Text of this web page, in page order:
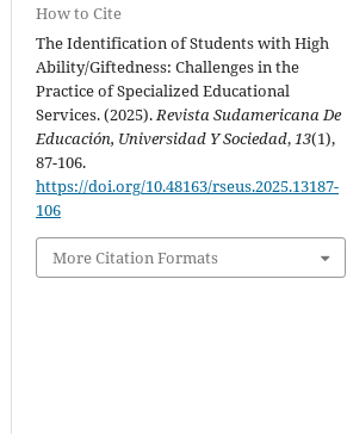
How to Cite
The Identification of Students with High
Ability/Giftedness: Challenges in the
Practice of Specialized Educational
Services. (2025).Revista Sudamericana De
Educación, Universidad Y Sociedad,13(1),
87-106.
https://doi.org/10.48163/rseus.2025.13187-
106
More Citation Formats